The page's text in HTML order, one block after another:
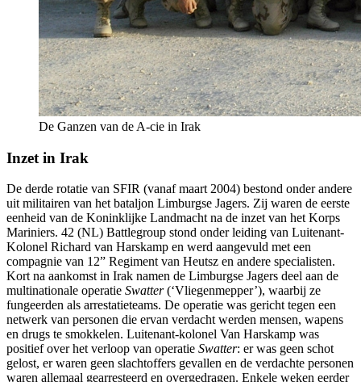
De Ganzen van de A-cie in Irak
Inzet in Irak
De derde rotatie van SFIR (vanaf maart 2004) bestond onder andere
uit militairen van het bataljon Limburgse Jagers. Zij waren de eerste
eenheid van de Koninklijke Landmacht na de inzet van het Korps
Mariniers. 42 (NL) Battlegroup stond onder leiding van Luitenant-
Kolonel Richard van Harskamp en werd aangevuld met een
compagnie van 12” Regiment van Heutsz en andere specialisten.
Kort na aankomst in Irak namen de Limburgse Jagers deel aan de
multinationale operatie Swatter(‘Vliegenmepper’), waarbij ze
fungeerden als arrestatieteams. De operatie was gericht tegen een
netwerk van personen die ervan verdacht werden mensen, wapens
en drugs te smokkelen. Luitenant-kolonel Van Harskamp was
positief over het verloop van operatie Swatter: er was geen schot
gelost, er waren geen slachtoffers gevallen en de verdachte personen
waren allemaal gearresteerd en overgedragen. Enkele weken eerder